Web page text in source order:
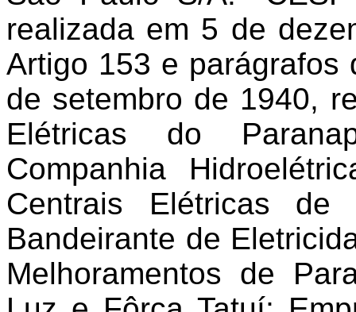
realizada em 5 de
Artigo 153 e parágrafos
de setembro de 1940,
Elétricas do
Companhia
Centrais Elétricas de
Bandeirante de
Melhoramentos de